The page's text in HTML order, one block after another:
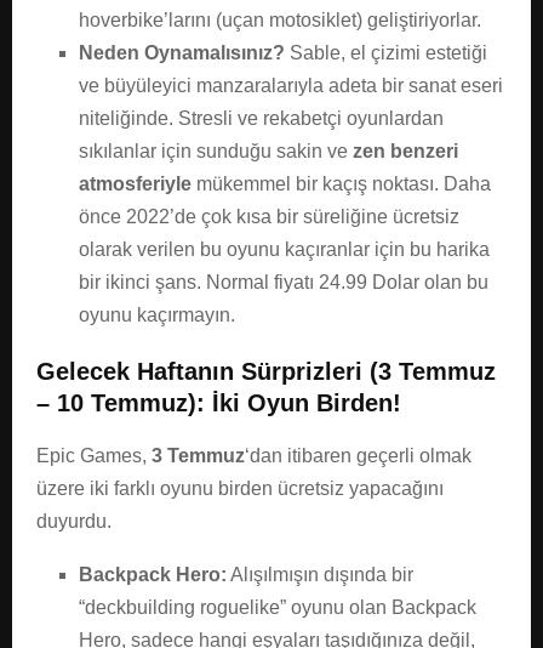
hoverbike’larını (uçan motosiklet) geliştiriyorlar.
Neden Oynamalısınız? Sable, el çizimi estetiği
ve büyüleyici manzaralarıyla adeta bir sanat eseri
niteliğinde. Stresli ve rekabetçi oyunlardan
sıkılanlar için sunduğu sakin ve zen benzeri
atmosferiyle mükemmel bir kaçış noktası. Daha
önce 2022’de çok kısa bir süreliğine ücretsiz
olarak verilen bu oyunu kaçıranlar için bu harika
bir ikinci şans. Normal fiyatı 24.99 Dolar olan bu
oyunu kaçırmayın.
Gelecek Haftanın Sürprizleri (3 Temmuz
– 10 Temmuz): İki Oyun Birden!
Epic Games, 3 Temmuz‘dan itibaren geçerli olmak
üzere iki farklı oyunu birden ücretsiz yapacağını
duyurdu.
Backpack Hero: Alışılmışın dışında bir
“deckbuilding roguelike” oyunu olan Backpack
Hero, sadece hangi eşyaları taşıdığınıza değil,